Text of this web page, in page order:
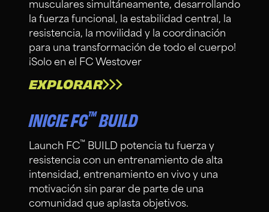
musculares simultáneamente, desarrollando
la fuerza funcional, la estabilidad central, la
resistencia, la movilidad y la coordinación
para una transformación de todo el cuerpo!
¡Solo en el FC Westover
EXPLORAR
INICIE FC™BUILD
Launch FC™ BUILD potencia tu fuerza y
resistencia con un entrenamiento de alta
intensidad, entrenamiento en vivo y una
motivación sin parar de parte de una
comunidad que aplasta objetivos.